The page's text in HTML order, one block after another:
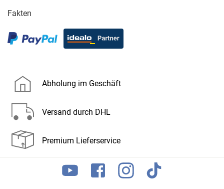
Fakten
Abholung im Geschäft
Versand durch DHL
Premium Lieferservice